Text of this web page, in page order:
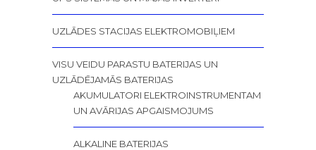
UZLĀDES STACIJAS ELEKTROMOBIĻIEM
VISU VEIDU PARASTU BATERIJAS UN
UZLĀDĒJAMĀS BATERIJAS
AKUMULATORI ELEKTROINSTRUMENTAM
UN AVĀRIJAS APGAISMOJUMS
ALKALINE BATERIJAS